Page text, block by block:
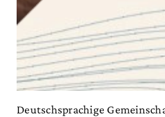
Deutschsprachige